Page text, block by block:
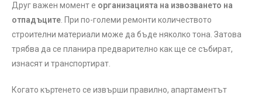
Друг важен момент е организацията на извозването на
отпадъците . При по-големи ремонти количеството
строителни материали може да бъде няколко тона. Затова
трябва да се планира предварително как ще се събират,
изнасят и транспортират.
Когато къртенето се извърши правилно, апартаментът